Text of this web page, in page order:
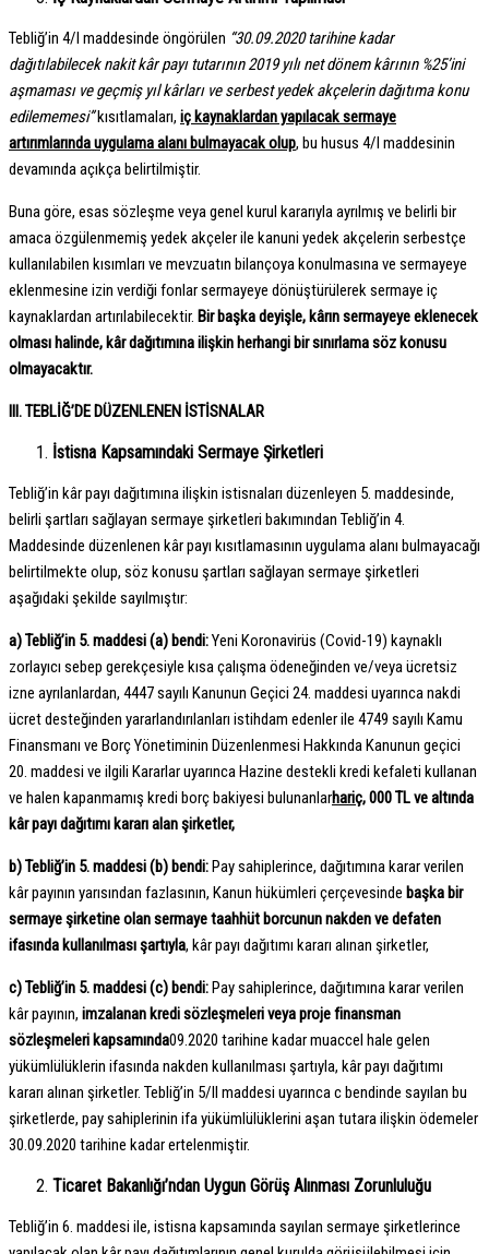
Tebliğ’in 4/I maddesinde öngörülen “30.09.2020 tarihine kadar
dağıtılabilecek nakit kâr payı tutarının 2019 yılı net dönem kârının %25’ini
aşmaması ve geçmiş yıl kârları ve serbest yedek akçelerin dağıtıma konu
edilememesi”kısıtlamaları, iç kaynaklardan yapılacak sermaye
artırımlarında uygulama alanı bulmayacak olup, bu husus 4/I maddesinin
devamında açıkça belirtilmiştir.
Buna göre, esas sözleşme veya genel kurul kararıyla ayrılmış ve belirli bir
amaca özgülenmemiş yedek akçeler ile kanuni yedek akçelerin serbestçe
kullanılabilen kısımları ve mevzuatın bilançoya konulmasına ve sermayeye
eklenmesine izin verdiği fonlar sermayeye dönüştürülerek sermaye iç
kaynaklardan artırılabilecektir. Bir başka deyişle, kârın sermayeye eklenecek
olması halinde, kâr dağıtımına ilişkin herhangi bir sınırlama söz konusu
olmayacaktır.
III. TEBLİĞ’DE DÜZENLENEN İSTİSNALAR
İstisna Kapsamındaki Sermaye Şirketleri
Tebliğ’in kâr payı dağıtımına ilişkin istisnaları düzenleyen 5. maddesinde,
belirli şartları sağlayan sermaye şirketleri bakımından Tebliğ’in 4.
Maddesinde düzenlenen kâr payı kısıtlamasının uygulama alanı bulmayacağı
belirtilmekte olup, söz konusu şartları sağlayan sermaye şirketleri
aşağıdaki şekilde sayılmıştır:
a) Tebliğ’in 5. maddesi (a) bendi:Yeni Koronavirüs (Covid-19) kaynaklı
zorlayıcı sebep gerekçesiyle kısa çalışma ödeneğinden ve/veya ücretsiz
izne ayrılanlardan, 4447 sayılı Kanunun Geçici 24. maddesi uyarınca nakdi
ücret desteğinden yararlandırılanları istihdam edenler ile 4749 sayılı Kamu
Finansmanı ve Borç Yönetiminin Düzenlenmesi Hakkında Kanunun geçici
20. maddesi ve ilgili Kararlar uyarınca Hazine destekli kredi kefaleti kullanan
ve halen kapanmamış kredi borç bakiyesi bulunanlarhariç, 000 TL ve altında
kâr payı dağıtımı kararıalan şirketler,
b) Tebliğ’in 5. maddesi (b) bendi:Pay sahiplerince, dağıtımına karar verilen
kâr payının yarısından fazlasının, Kanun hükümleri çerçevesinde başka bir
sermaye şirketine olan sermaye taahhüt borcunun nakden ve defaten
ifasında kullanılması şartıyla, kâr payı dağıtımı kararı alınan şirketler,
c) Tebliğ’in 5. maddesi (c) bendi:Pay sahiplerince, dağıtımına karar verilen
kâr payının, imzalanan kredi sözleşmeleri veya proje finansman
sözleşmeleri kapsamında09.2020 tarihine kadar muaccel hale gelen
yükümlülüklerin ifasında nakden kullanılması şartıyla, kâr payı dağıtımı
kararı alınan şirketler. Tebliğ’in 5/II maddesi uyarınca c bendinde sayılan bu
şirketlerde, pay sahiplerinin ifa yükümlülüklerini aşan tutara ilişkin ödemeler
30.09.2020 tarihine kadar ertelenmiştir.
Ticaret Bakanlığı’ndan Uygun Görüş Alınması Zorunluluğu
Tebliğ’in 6. maddesi ile, istisna kapsamında sayılan sermaye şirketlerince